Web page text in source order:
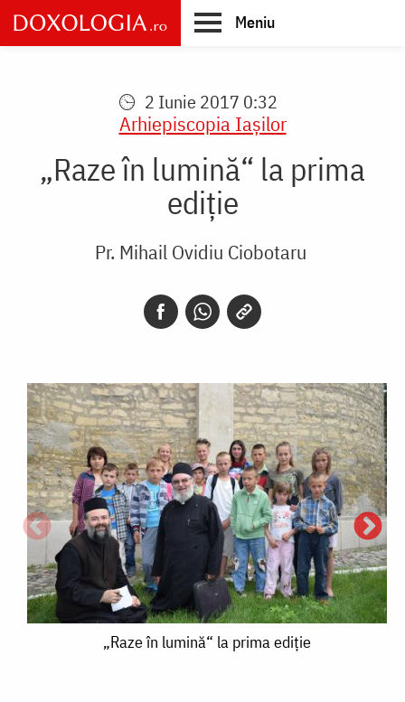
Skip
to
main
Meniu
2 Iunie 2017 0:32
Arhiepiscopia Iaşilor
„Raze în lumină“ la prima
ediţie
Pr. Mihail Ovidiu Ciobotaru
„Raze în lumină“ la prima ediţie